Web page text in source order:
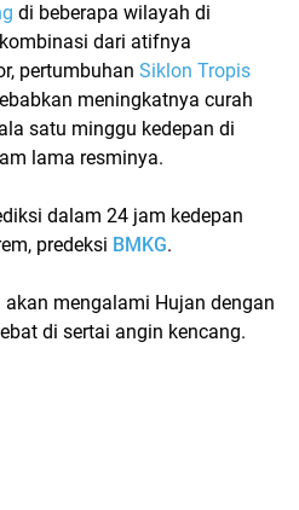
di beberapa wilayah di
dari atifnya
pertumbuhan Siklon Tropis
meningkatnya curah
satu minggu kedepan di
lama resminya.
dalam 24 jam kedepan
predeksi BMKG.
mengalami Hujan dengan
di sertai angin kencang.